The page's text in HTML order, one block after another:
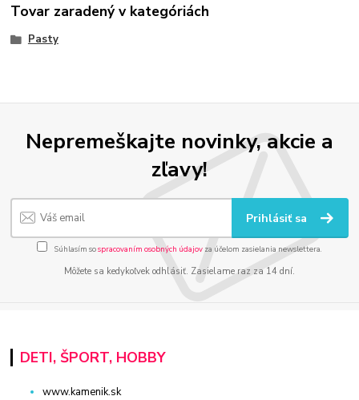
Tovar zaradený v kategóriách
Pasty
Nepremeškajte novinky, akcie a
zľavy!
Prihlásiť sa
Súhlasím sospracovaním osobných údajov za účelom zasielania newslettera.
Môžete sa kedykoľvek odhlásiť. Zasielame raz za 14 dní.
DETI, ŠPORT, HOBBY
www.kamenik.sk